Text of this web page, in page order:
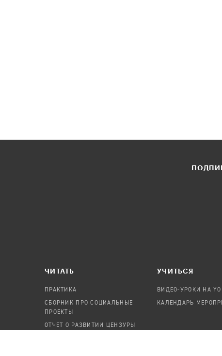
ЧИТАТЬ
ПРАКТИКА
СБОРНИК ПРО СОЦИАЛЬНЫЕ
ПРОЕКТЫ
ОТЧЕТ О РАЗВИТИИ ЦЕНЗУРЫ
УЧИТЬСЯ
ВИДЕО-УРОКИ НА
КАЛЕНДАРЬ